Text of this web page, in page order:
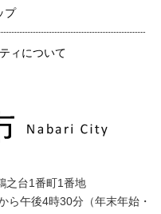
プ
ィについて
台1番町1番地
ら午後4時30分（年末年始・